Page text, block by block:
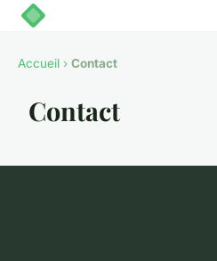
Accueil › Contact
Contact